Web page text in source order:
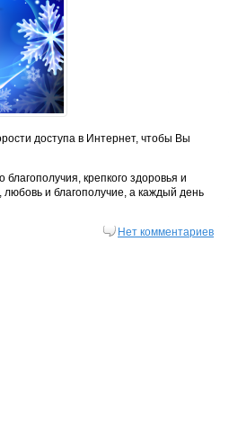
доступа в Интернет, чтобы Вы
крепкого здоровья и
и благополучие, а каждый день
Нет комментариев